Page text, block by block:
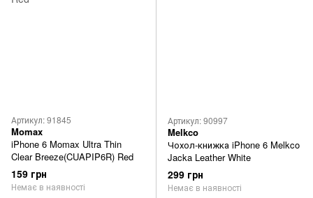
Артикул: 91845
Momax
iPhone 6 Momax Ultra Thin
Clear Breeze(CUAPIP6R) Red
159 грн
Немає в наявності
Артикул: 90997
Melkco
Чохол-книжка iPhone 6 Melkco
Jacka Leather White
299 грн
Немає в наявності